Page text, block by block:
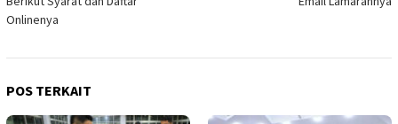
Onlinenya
POS TERKAIT